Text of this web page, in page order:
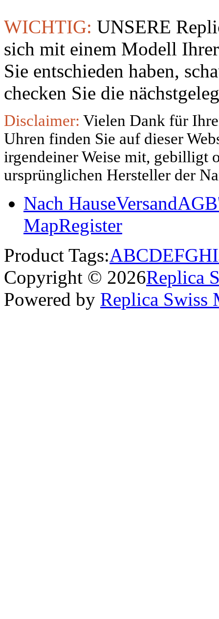
WICHTIG: UNSERE
sich mit einem Modell
Sie entschieden haben,
checken Sie die
Disclaimer: Vielen Dank für
Uhren finden Sie auf dieser
irgendeiner Weise mit, gebilligt
ursprünglichen Hersteller der
Nach HauseVersand
MapRegister
Product Tags:ABCDEFGHI
Copyright © 2026Replica
Powered by Replica Swiss